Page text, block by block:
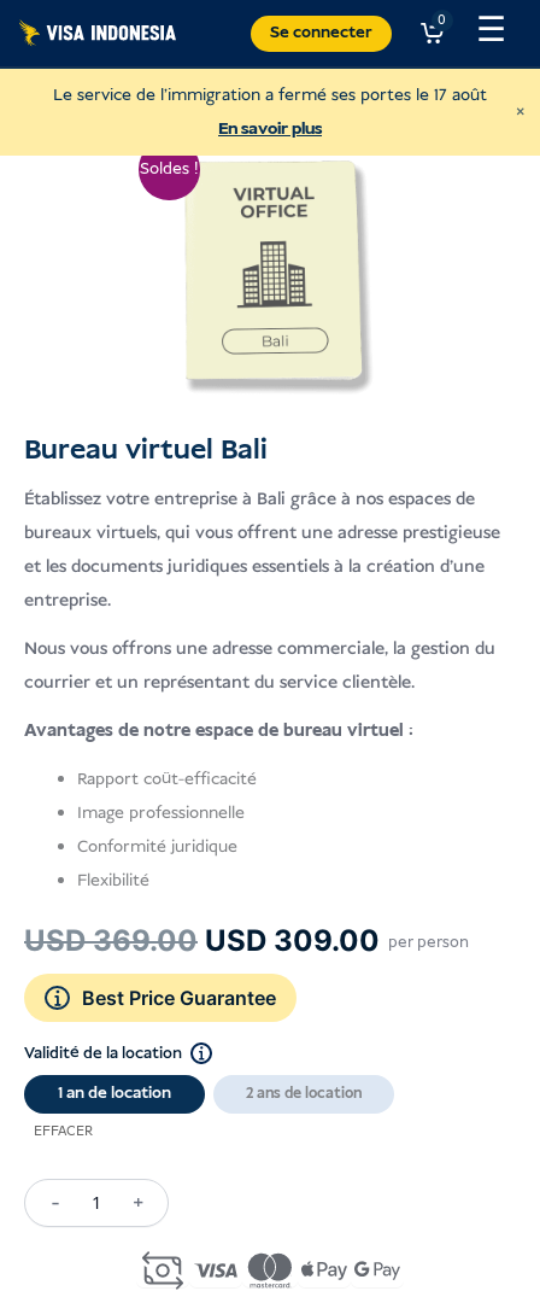
Skip
content
Se connecter
0 ☰
Le service de l'immigration a fermé ses portes le 17 août
En savoir plus
×
Soldes !
Bureau virtuel Bali
Établissez votre entreprise à Bali grâce à nos espaces de
bureaux virtuels, qui vous offrent une adresse prestigieuse
et les documents juridiques essentiels à la création d'une
entreprise.
Nous vous offrons une adresse commerciale, la gestion du
courrier et un représentant du service clientèle.
Avantages de notre espace de bureau virtuel :
Rapport coût-efficacité
Image professionnelle
Conformité juridique
Flexibilité
USD369.00 Le
prix
initial
était :
USD 369.00.
USD 309.00 Le
USD
per person
Best Price Guarantee
Validité de la location
1 an de location
2 ans de location
EFFACER
-
Quantité
+
Faire un don à Sungai Watch
Pour nettoyer les rivières de Bali.
USD Faire un don